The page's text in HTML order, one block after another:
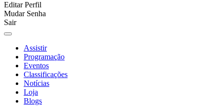
Editar Perfil
Mudar Senha
Sair
Assistir
Programação
Eventos
Classificações
Notícias
Loja
Blogs